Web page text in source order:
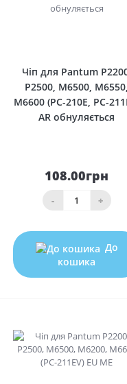
Чіп для Pantum
P2500, M6500, M6550,
M6600 (PC-210E, PC-
AR обнуляється
108.00грн
- +
До
кошика